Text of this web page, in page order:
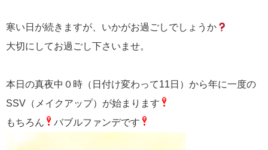
寒い日が続きますが、いかがお過ごしでしょうか
大切にしてお過ごし下さいませ。
本日の真夜中０時（日付け変わって11日）から年に一度の
SSV（メイクアップ）が始まります
もちろん
バブルファンデです